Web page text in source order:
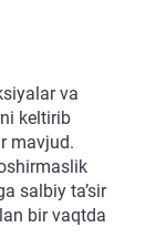
va
keltirib
mavjud.
salbiy ta’sir
bir vaqtda